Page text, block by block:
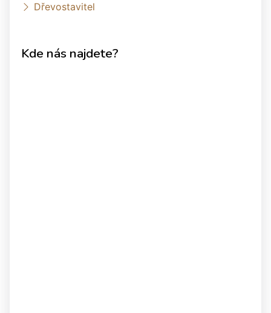
Dřevostavitel
Kde nás najdete?